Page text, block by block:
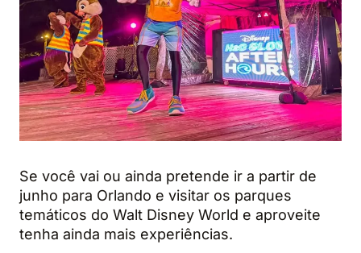
Se você vai ou ainda pretende ir a partir de
junho para Orlando e visitar os parques
temáticos do Walt Disney World e aproveite
tenha ainda mais experiências.